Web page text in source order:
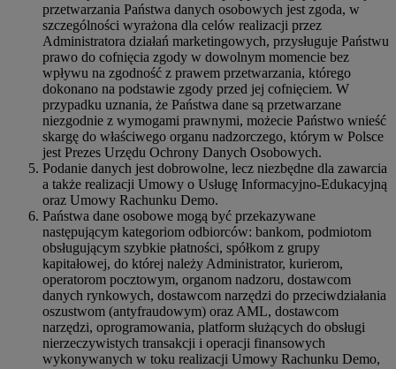
przetwarzania Państwa danych osobowych jest zgoda, w
szczególności wyrażona dla celów realizacji przez
Administratora działań marketingowych, przysługuje Państwu
prawo do cofnięcia zgody w dowolnym momencie bez
wpływu na zgodność z prawem przetwarzania, którego
dokonano na podstawie zgody przed jej cofnięciem. W
przypadku uznania, że Państwa dane są przetwarzane
niezgodnie z wymogami prawnymi, możecie Państwo wnieść
skargę do właściwego organu nadzorczego, którym w Polsce
jest Prezes Urzędu Ochrony Danych Osobowych.
Podanie danych jest dobrowolne, lecz niezbędne dla zawarcia
a także realizacji Umowy o Usługę Informacyjno-Edukacyjną
oraz Umowy Rachunku Demo.
Państwa dane osobowe mogą być przekazywane
następującym kategoriom odbiorców: bankom, podmiotom
obsługującym szybkie płatności, spółkom z grupy
kapitałowej, do której należy Administrator, kurierom,
operatorom pocztowym, organom nadzoru, dostawcom
danych rynkowych, dostawcom narzędzi do przeciwdziałania
oszustwom (antyfraudowym) oraz AML, dostawcom
narzędzi, oprogramowania, platform służących do obsługi
nierzeczywistych transakcji i operacji finansowych
wykonywanych w toku realizacji Umowy Rachunku Demo,